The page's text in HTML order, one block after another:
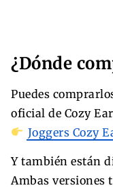
¿Dónde
Puedes
oficial de Cozy
Joggers Cozy
Y también están
Ambas versiones